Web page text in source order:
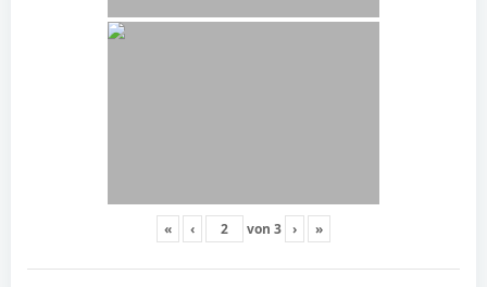
« ‹ von 3 › »